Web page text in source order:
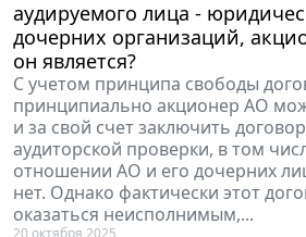
аудируемого лица -
дочерних организаций,
он является?
С учетом принципа свободы
принципиально акционер АО
и за свой счет заключить
аудиторской проверки, в том
отношении АО и его дочерних
нет. Однако фактически этот
оказаться неисполнимым,...